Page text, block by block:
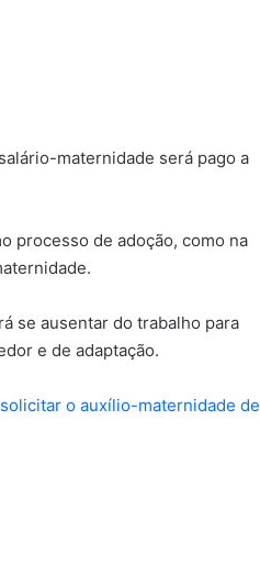
maternidade será pago a
processo de adoção, como na
se ausentar do trabalho para
e de adaptação.
o auxílio-maternidade de